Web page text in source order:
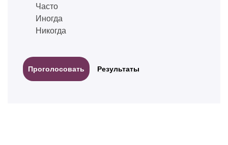
Часто
Иногда
Никогда
Результаты